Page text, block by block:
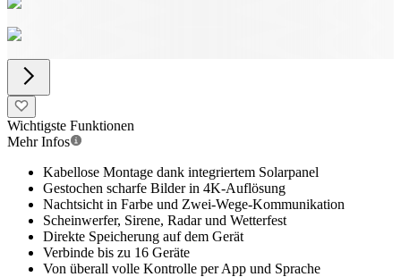
Wichtigste Funktionen
Mehr Infos
Kabellose Montage dank integriertem Solarpanel
Gestochen scharfe Bilder in 4K-Auflösung
Nachtsicht in Farbe und Zwei-Wege-Kommunikation
Scheinwerfer, Sirene, Radar und Wetterfest
Direkte Speicherung auf dem Gerät
Verbinde bis zu 16 Geräte
Von überall volle Kontrolle per App und Sprache